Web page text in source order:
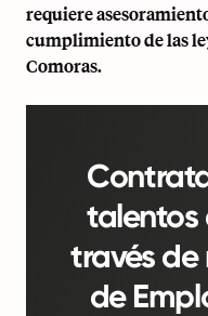
requiere
cumplimiento de las
Comoras.
talentos
través de
de